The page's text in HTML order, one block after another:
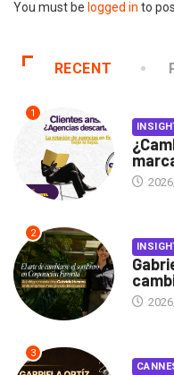
You must be logged in to
RECENT
1
2
3